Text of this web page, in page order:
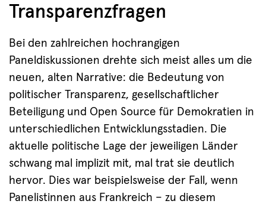
Transparenzfragen
Bei den zahlreichen hochrangigen
Paneldiskussionen drehte sich meist alles um die
neuen, alten Narrative: die Bedeutung von
politischer Transparenz, gesellschaftlicher
Beteiligung und Open Source für Demokratien in
unterschiedlichen Entwicklungsstadien. Die
aktuelle politische Lage der jeweiligen Länder
schwang mal implizit mit, mal trat sie deutlich
hervor. Dies war beispielsweise der Fall, wenn
Panelistinnen aus Frankreich – zu diesem